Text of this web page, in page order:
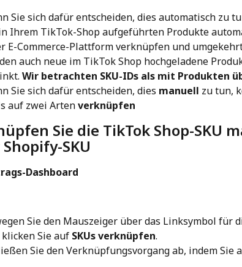
Sie sich dafür entscheiden, dies automatisch zu
Ihrem TikTok-Shop aufgeführten Produkte
E-Commerce-Plattform verknüpfen und
auch neue im TikTok Shop hochgeladene
Wir betrachten SKU-IDs als mit Produkten
Sie sich dafür entscheiden, dies manuell zu tun,
auf zwei Arten verknüpfen
Sie die TikTok Shop-SKU
SKU
Dashboard
Sie den Mauszeiger über das Linksymbol für
Sie auf SKUs verknüpfen.
Sie den Verknüpfungsvorgang ab, indem Sie